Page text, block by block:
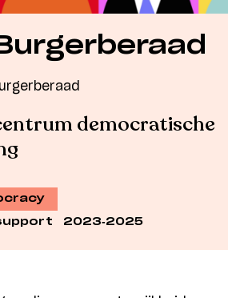
democratische
2023-2025